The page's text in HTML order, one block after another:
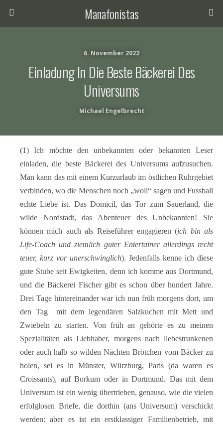
Manafonistas
6. November 2022
Einladung In Die Beste Bäckerei Des
Universums
Michael Engelbrecht
(1) Ich möchte den unbekannten oder bekannten Leser
einladen, die beste Bäckerei des Universums aufzusuchen.
Man kann das mit einem Kurzurlaub im östlichen Ruhrgebiet
verbinden, wo die Menschen noch „woll“ sagen und Fussball
echte Liebe ist. Das Domicil, das Tor zum Sauerland, die
wilde Nordstadt, das Abenteuer des Unbekannten! Sie
können mich auch als Reiseführer engagieren (ich bin als
Life-Coach und ziemlich guter Entertainer allerdings recht
teuer, kurz vor unerschwinglich). Jedenfalls kenne ich diese
gute Stube seit Ewigkeiten, denn ich komme aus Dortmund,
und die Bäckerei Fischer gibt es schon über hundert Jahre.
Drei Tage hintereinander war ich nun früh morgens dort, um
den Tag mit dem legendären Salzkuchen mit Mett und
Zwiebeln zu starten. Von früh an gehörte es zu meinen
Spezialitäten als Liebhaber, morgens nach liebestrunkenen
oder auch halb so wilden Nächten Brötchen vom Bäcker zu
holen, sei es in Münster, Würzburg, Paris (da waren es
Croissants), auf Borkum oder in Dortmund. Das mit dem
Universum ist ein wenig übertrieben, genauso, wie die vielen
erfolglosen Briefe, die dorthin (ans Universum) verschickt
werden: aber es ist ein erstklassiger Familienbetrieb, mit